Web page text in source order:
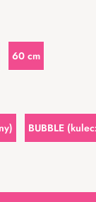
60 cm
BUBBLE